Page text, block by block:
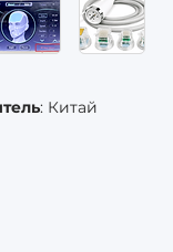
: Китай